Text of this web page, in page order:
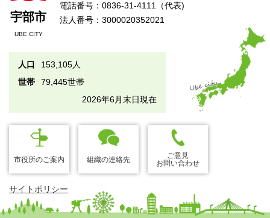
宇部市
UBE CITY
電話番号：0836-31-4111（代表)
法人番号：3000020352021
人口
153,105人
世帯
79,445世帯
2026年6月末日現在
市役所のご案内 組織の連絡先
ご意見
お問い合わせ
サイトポリシー